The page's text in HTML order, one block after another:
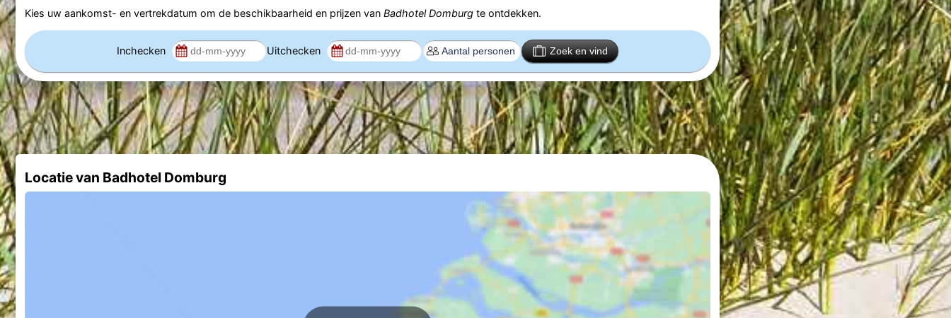
Kies uw aankomst- en vertrekdatum om de beschikbaarheid en prijzen van Badhotel Domburgte ontdekken.
Inchecken Uitchecken Zoek en vind
Locatie van Badhotel Domburg